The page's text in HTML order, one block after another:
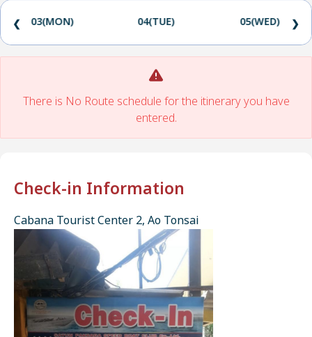
03(MON) 04(TUE) 05(WED)
❮ ❯
There is No Route schedule for the itinerary you have
entered.
Check-in Information
Cabana Tourist Center 2, Ao Tonsai